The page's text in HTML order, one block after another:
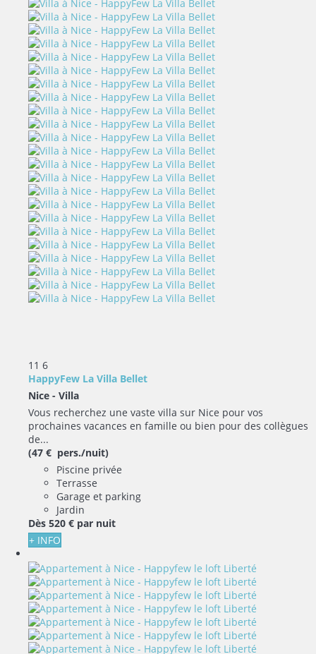
11 6
HappyFew La Villa Bellet
Nice - Villa
Vous recherchez une vaste villa sur Nice pour vos
prochaines vacances en famille ou bien pour des collègues
de...
(47 € pers./nuit)
Piscine privée
Terrasse
Garage et parking
Jardin
Dès 520 € par nuit
+ INFO